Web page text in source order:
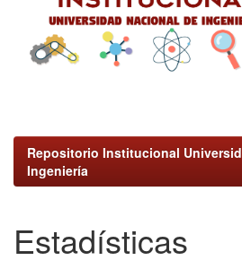
Repositorio Institucional
Ingeniería
Estadísticas